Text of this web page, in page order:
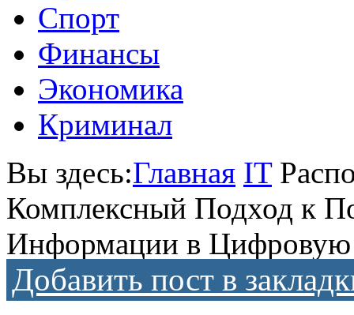
Спорт
Финансы
Экономика
Криминал
Вы здесь:Главная IT
Комплексный Подход к
Информации в
Добавить пост в